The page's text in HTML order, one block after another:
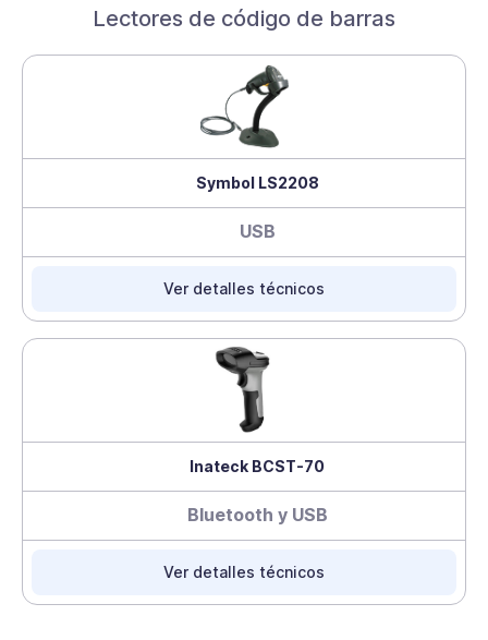
Lectores de código de barras
Symbol LS2208
USB
Ver detalles técnicos
Inateck BCST-70
Bluetooth y USB
Ver detalles técnicos